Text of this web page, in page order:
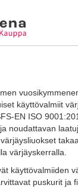
käyttövalmiit
EN ISO
noudattavan
värjäyskerralla.
käyttövalmiiden
puskurit ja